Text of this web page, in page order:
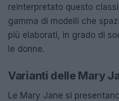
reinterpretato questo
gamma di modelli che
più elaborati, in grado di
le donne.
Varianti delle Mary
Le Mary Jane si